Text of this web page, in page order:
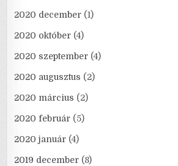
2020 december (1)
2020 október (4)
2020 szeptember (4)
2020 augusztus (2)
2020 március (2)
2020 február (5)
2020 január (4)
2019 december (8)